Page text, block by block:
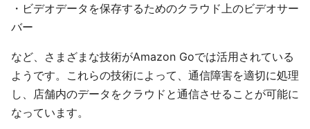
・ビデオデータを保存するためのクラウド上のビデオサー
バー
など、さまざまな技術がAmazon Goでは活用されている
ようです。これらの技術によって、通信障害を適切に処理
し、店舗内のデータをクラウドと通信させることが可能に
なっています。